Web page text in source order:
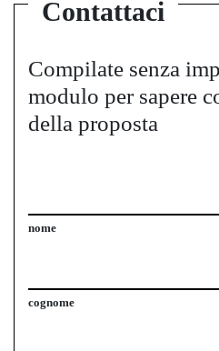
Contattaci
Compilate senza
modulo per sapere
della proposta
nome
cognome